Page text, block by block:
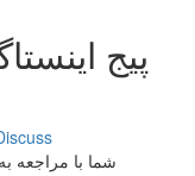
پیج
شما با مراجعه